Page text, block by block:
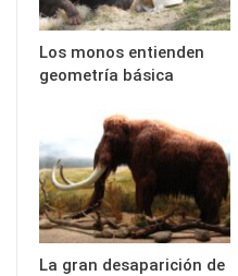
Los monos entienden
geometría básica
La gran desaparición de